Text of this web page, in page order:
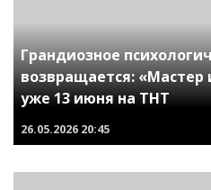
Грандиозное
возвращается: «Мастер
уже 13 июня на ТНТ
26.05.2026 20:45